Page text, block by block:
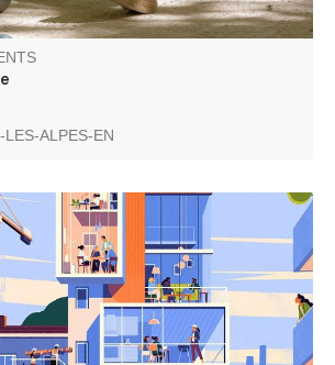
LES-ALPES-EN
du nouveau siège de la
ateliers sur des projets de réhabilitation
Inscrivez vous.